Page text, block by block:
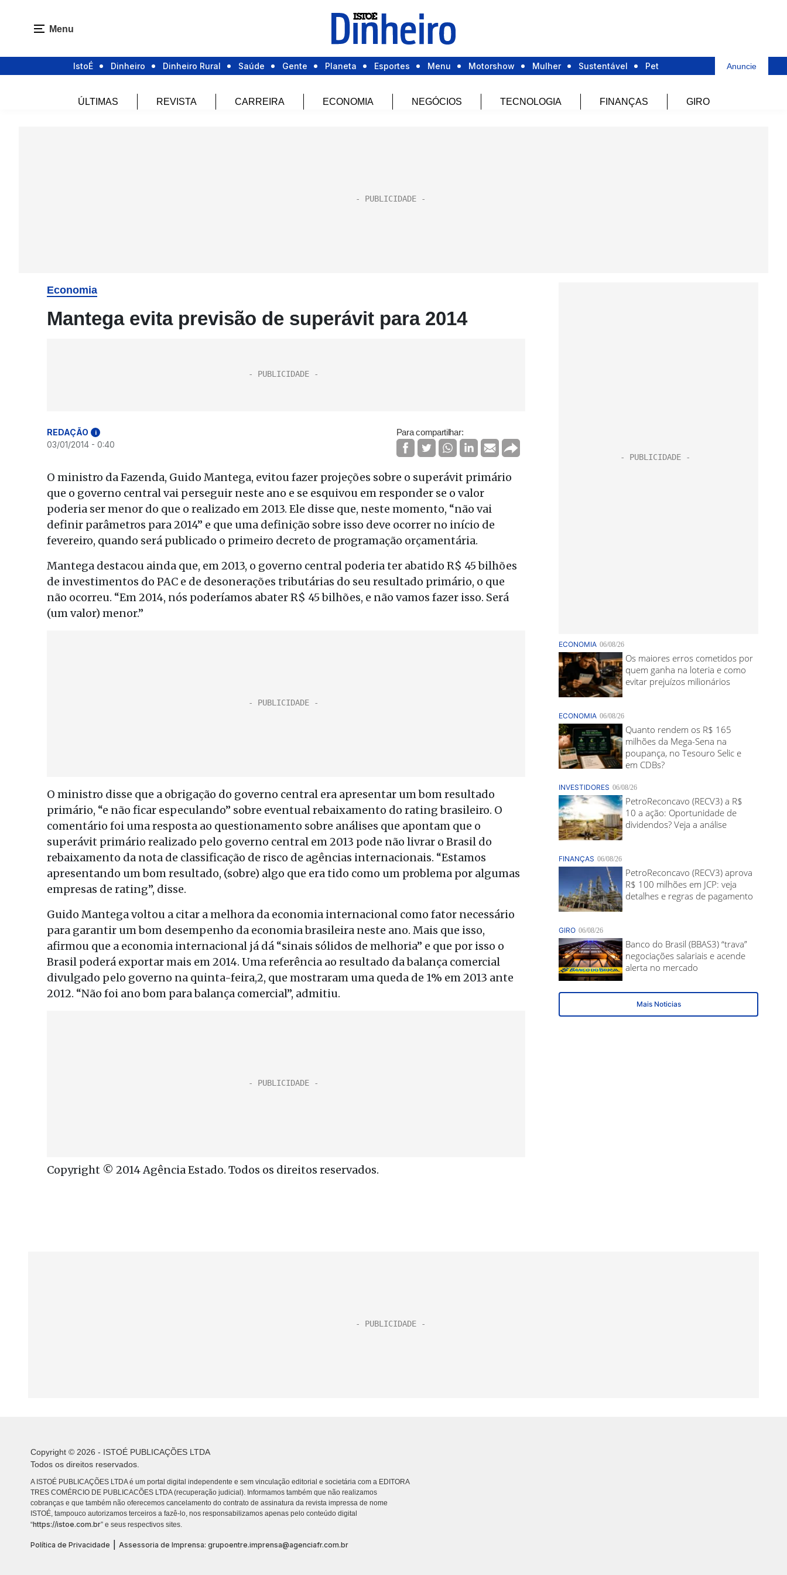
Menu
IstoÉ Dinheiro Dinheiro Rural Saúde Gente Planeta Esportes Menu Motorshow Mulher Sustentável Pet Anuncie
ÚLTIMAS REVISTA CARREIRA ECONOMIA NEGÓCIOS TECNOLOGIA FINANÇAS GIRO
Economia
Mantega evita previsão de superávit para 2014
REDAÇÃO i
03/01/2014 - 0:40
Para compartilhar:
O ministro da Fazenda, Guido Mantega, evitou fazer projeções sobre o superávit primário
que o governo central vai perseguir neste ano e se esquivou em responder se o valor
poderia ser menor do que o realizado em 2013. Ele disse que, neste momento, “não vai
definir parâmetros para 2014” e que uma definição sobre isso deve ocorrer no início de
fevereiro, quando será publicado o primeiro decreto de programação orçamentária.
Mantega destacou ainda que, em 2013, o governo central poderia ter abatido R$ 45 bilhões
de investimentos do PAC e de desonerações tributárias do seu resultado primário, o que
não ocorreu. “Em 2014, nós poderíamos abater R$ 45 bilhões, e não vamos fazer isso. Será
(um valor) menor.”
O ministro disse que a obrigação do governo central era apresentar um bom resultado
primário, “e não ficar especulando” sobre eventual rebaixamento do rating brasileiro. O
comentário foi uma resposta ao questionamento sobre análises que apontam que o
superávit primário realizado pelo governo central em 2013 pode não livrar o Brasil do
rebaixamento da nota de classificação de risco de agências internacionais. “Estamos
apresentando um bom resultado, (sobre) algo que era tido como um problema por algumas
empresas de rating”, disse.
Guido Mantega voltou a citar a melhora da economia internacional como fator necessário
para garantir um bom desempenho da economia brasileira neste ano. Mais que isso,
afirmou que a economia internacional já dá “sinais sólidos de melhoria” e que por isso o
Brasil poderá exportar mais em 2014. Uma referência ao resultado da balança comercial
divulgado pelo governo na quinta-feira,2, que mostraram uma queda de 1% em 2013 ante
2012. “Não foi ano bom para balança comercial”, admitiu.
Copyright © 2014 Agência Estado. Todos os direitos reservados.
Copyright © 2026 - ISTOÉ PUBLICAÇÕES LTDA
Todos os direitos reservados.
A ISTOÉ PUBLICAÇÕES LTDA é um portal digital independente e sem vinculação editorial e societária com a EDITORA
TRES COMÉRCIO DE PUBLICACÕES LTDA (recuperação judicial). Informamos também que não realizamos
cobranças e que também não oferecemos cancelamento do contrato de assinatura da revista impressa de nome
ISTOÉ, tampouco autorizamos terceiros a fazê-lo, nos responsabilizamos apenas pelo conteúdo digital
“https://istoe.com.br” e seus respectivos sites.
Política de Privacidade Assessoria de Imprensa: grupoentre.imprensa@agenciafr.com.br